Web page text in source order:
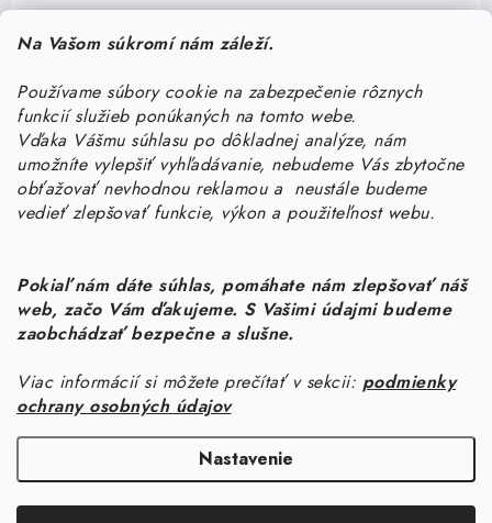
Na Vašom súkromí nám záleží.
Používame súbory cookie na zabezpečenie rôznych
funkcií služieb ponúkaných na tomto webe.
Vďaka Vášmu súhlasu po dôkladnej analýze, nám
umožníte vylepšiť vyhľadávanie, nebudeme Vás zbytočne
obťažovať nevhodnou reklamou a neustále budeme
vedieť zlepšovať funkcie, výkon a použiteľnost webu.
Pokiaľ nám dáte súhlas, pomáhate nám zlepšovať náš
web, začo Vám ďakujeme. S Vašimi údajmi budeme
zaobchádzať bezpečne a slušne.
Viac informácií si môžete prečítať v sekcii: podmienky
ochrany osobných údajov
Nastavenie
Pomôžeme vám s výberom
Potrebujete s niečím poradiť? Sme tu pre vás!
objednavky@kurin.sk
0950456469
Informácie pre vás
Náš príbeh od začiatku
Doprava
Kontakt
Facebook
Copyright 2026KURIN.SK. Všetky práva vyhradené.Upraviť nastavenie